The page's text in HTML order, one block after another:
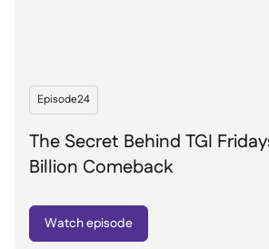
Episode24
The Secret Behind TGI
Billion Comeback
Watch episode